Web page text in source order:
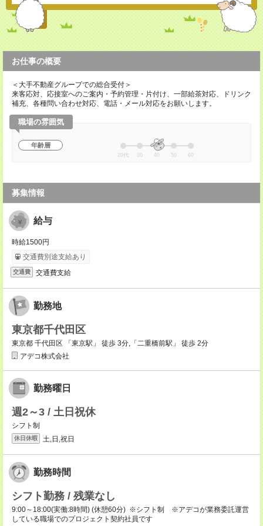
お仕事の概要
＜大手不動産グループでの総合受付＞
来客応対、応接室へのご案内・予約管理・片付け、一部給茶対応、ドリンク
補充、各種問い合わせ対応、電話・メール対応をお願いします。
職場の雰囲気
年齢層
20代 30 40 50 60
募集情報
給与
時給1500円
交通費別途支給あり
交通費 交通費支給
勤務地
東京都千代田区
東京都 千代田区 「東京駅」 徒歩 3分,「二重橋前駅」 徒歩 2分
アデコ株式会社
勤務曜日
週2～3 / 土日祝休
シフト制
休日休暇 土,日,祝日
勤務時間
シフト勤務 / 残業なし
9:00～18:00(実働:8時間) (休憩60分) ※シフト制 ※アデコが業務委託運営
している職場でのプロジェクト契約社員です